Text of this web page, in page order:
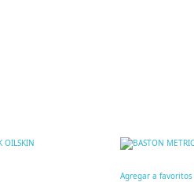
Agregar a favoritos